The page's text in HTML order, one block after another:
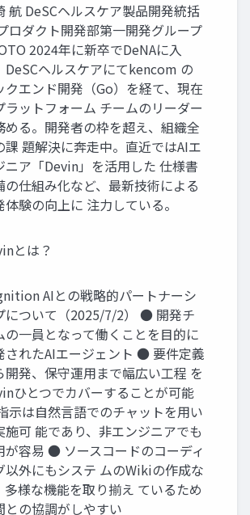
航 DeSCヘルスケア製品開発統括
ロダクト開発部第一開発グループ
2024年に新卒でDeNAに入
DeSCヘルスケアにてkencom の
クエンド開発（Go）を経て、現在
ラットフォーム チームのリーダー
める。開発者の枠を超え、組織全
課 題解決に奔走中。直近ではAIエ
ニア「Devin」を活用した 仕様書
の仕組み化など、最新技術による
体験の向上に 注力している。
とは？
AIとの戦略的パートナーシ
について（2025/7/2） ● 開発チ
の一員となって働くことを目的に
されたAIエージェント ● 要件定義
開発、保守運用まで幅広い工程 を
ひとつでカバーすることが可能
示は自然言語でのチャットを用い
施可 能であり、非エンジニアでも
が容易 ● ソースコードのコーディ
以外にもシステ ムのWikiの作成な
多様な機能を取り揃え ているため
との協調がしやすい